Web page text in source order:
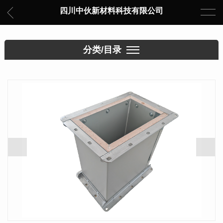
四川中伙新材料科技有限公司
分类/目录